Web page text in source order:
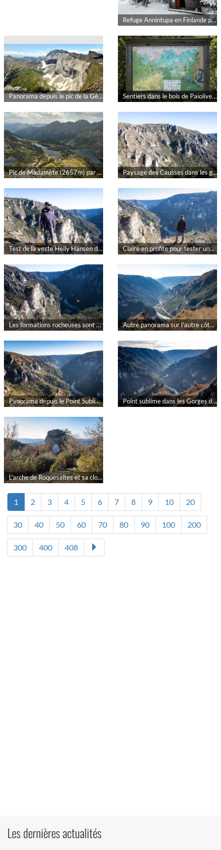
Refuge Annintupa en Finlande par rokad
Panorama depuis le pic de la Géla par FoX04 Sentiers dans le bois de Païolive par rokad
Pic de Madamète (2657m) par FoX04 Paysage des Causses dans les gorges du Tarn par rokad
Test de la veste Helly Hansen dans les gorges du Tarn par rokad Claire en profite pour tester une nouvelle veste Helly Hansen par rokad
Les formations rocheuses sont vraiment superbes pendant la randonnée par rokad Autre panorama sur l'autre côté depuis le Point Sublime par rokad
Panorama depuis le Point Sublime avant de commencer la randonnée par rokad Point sublime dans les Gorges du Tarn par rokad
L'arche de Roquesaltes et sa cloche suspendue sous un autre angle par rokad
1 2 3 4 5 6 7 8 9 10 20
30 40 50 60 70 80 90 100 200
300 400 408
Les dernières actualités